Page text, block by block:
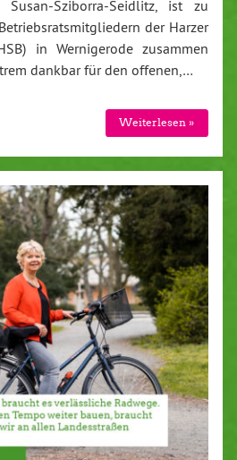
Susan-Sziborra-Seidlitz, ist zu
der Harzer
in Wernigerode zusammen
dankbar für den offenen,…
Weiterlesen »